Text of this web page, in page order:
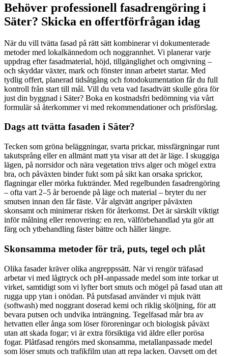
Behöver professionell fasadrengöring i
Säter? Skicka en offertförfrågan idag
När du vill tvätta fasad på rätt sätt kombinerar vi dokumenterade
metoder med lokalkännedom och noggrannhet. Vi planerar varje
uppdrag efter fasadmaterial, höjd, tillgänglighet och omgivning –
och skyddar växter, mark och fönster innan arbetet startar. Med
tydlig offert, planerad tidsåtgång och fotodokumentation får du full
kontroll från start till mål. Vill du veta vad fasadtvätt skulle göra för
just din byggnad i Säter? Boka en kostnadsfri bedömning via vårt
formulär så återkommer vi med rekommendationer och prisförslag.
Dags att tvätta fasaden i Säter?
Tecken som gröna beläggningar, svarta prickar, missfärgningar runt
takutsprång eller en allmänt matt yta visar att det är läge. I skuggiga
lägen, på norrsidor och nära vegetation trivs alger och mögel extra
bra, och påväxten binder fukt som på sikt kan orsaka sprickor,
flagningar eller mörka fuktränder. Med regelbunden fasadrengöring
– ofta vart 2–5 år beroende på läge och material – bryter du ner
smutsen innan den får fäste. Vår algtvätt angriper påväxten
skonsamt och minimerar risken för återkomst. Det är särskilt viktigt
inför målning eller renovering: en ren, välförbehandlad yta gör att
färg och ytbehandling fäster bättre och håller längre.
Skonsamma metoder för trä, puts, tegel och plåt
Olika fasader kräver olika angreppssätt. När vi rengör träfasad
arbetar vi med lågtryck och pH-anpassade medel som inte torkar ut
virket, samtidigt som vi lyfter bort smuts och mögel på fasad utan att
rugga upp ytan i onödan. På putsfasad använder vi mjuk tvätt
(softwash) med noggrant doserad kemi och riklig sköljning, för att
bevara putsen och undvika inträngning. Tegelfasad mår bra av
hetvatten eller ånga som löser föroreningar och biologisk påväxt
utan att skada fogar; vi är extra försiktiga vid äldre eller porösa
fogar. Plåtfasad rengörs med skonsamma, metallanpassade medel
som löser smuts och trafikfilm utan att repa lacken. Oavsett om det